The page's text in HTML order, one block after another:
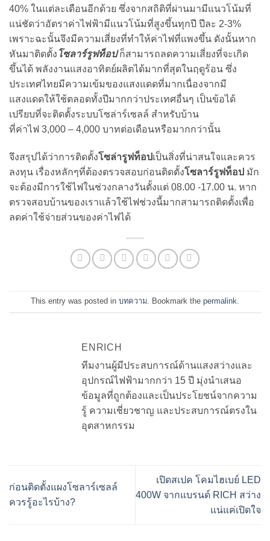
40% ในแต่ละเดือนอีกด้วย ซึ่งจากสถิติที่ผ่านมามีแนวโน้มที่
แน่ชัดว่าอัตราค่าไฟฟ้ามีแนวโน้มที่สูงขึ้นทุกปี ปีละ 2-3%
เพราะฉะนั้นจึงมีความเสี่ยงที่ทำให้ค่าไฟที่แพงขึ้น ดังนั้นหาก
หันมาติดตั้ง โซลาร์รูฟท็อปก็สามารถลดความเสี่ยงที่จะเกิด
ขึ้นได้ พลังงานแสงอาทิตย์ผลิตได้มากที่สุดในฤดูร้อน ซึ่ง
ประเทศไทยมีความเข้มของแสงแดดที่มากเนื่องจากมี
แสงแดดให้ใช้ตลอดทั้งปีมากกว่าประเทศอื่นๆ เป็นข้อได้
เปรียบที่จะติดตั้งระบบโซล่าร์เซลล์ สำหรับบ้าน
ที่ค่าไฟ 3,000 – 4,000 บาทต่อเดือนหรือมากกว่านั้น
จึงสรุปได้ว่าการติดตั้งโซล่ารูฟท็อปเป็นสิ่งที่น่าสนใจและควร
ลงทุน เรื่องหลักๆที่ต้องตรวจสอบก่อนติดตั้งโซลาร์รูฟท็อป มัก
จะต้องมีการใช้ไฟในช่วงกลางวันตั้งแต่ 08.00 -17.00 น. หาก
ตรวจสอบบ้านของเราแล้วใช้ไฟช่วงนี้มากสามารถติดตั้งเพื่อ
ลดค่าใช้จ่ายส่วนของค่าไฟได้
This entry was posted in บทความ. Bookmark the permalink.
ENRICH
ทีมงานผู้มีประสบการณ์ด้านแสงสว่างและ
อุปกรณ์ไฟฟ้ามากกว่า 15 ปี มุ่งนำเสนอ
ข้อมูลที่ถูกต้องและเป็นประโยชน์จากความ
รู้ ความเชี่ยวชาญ และประสบการณ์ตรงใน
อุตสาหกรรม
ก่อนติดตั้งแผงโซลาร์เซลล์
ควรรู้อะไรบ้าง?
เปิดสเปค โคมไฮเบย์ LED
400W จากแบรนด์ RICH สว่าง
แน่แค่เปิดใจ